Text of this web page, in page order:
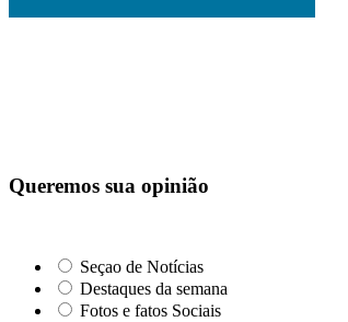
Queremos sua opinião
Seçao de Notícias
Destaques da semana
Fotos e fatos Sociais